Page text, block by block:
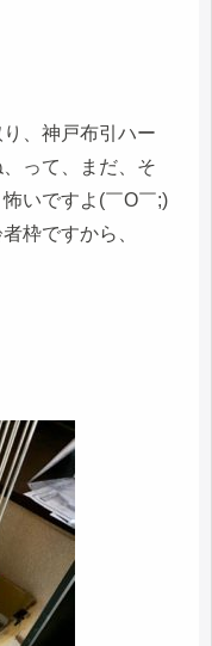
、神戸布引ハー
って、まだ、そ
いですよ(￣O￣;)
枠ですから、